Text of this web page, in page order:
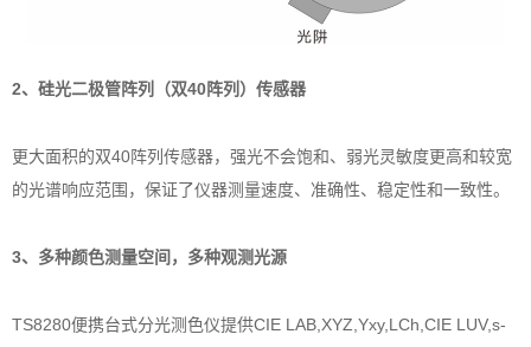
2、硅光二极管阵列（双40阵列）传感器
更大面积的双40阵列传感器，强光不会饱和、弱光灵敏度更高和较宽
的光谱响应范围，保证了仪器测量速度、准确性、稳定性和一致性。
3、多种颜色测量空间，多种观测光源
TS8280便携台式分光测色仪提供CIE LAB,XYZ,Yxy,LCh,CIE LUV,s-